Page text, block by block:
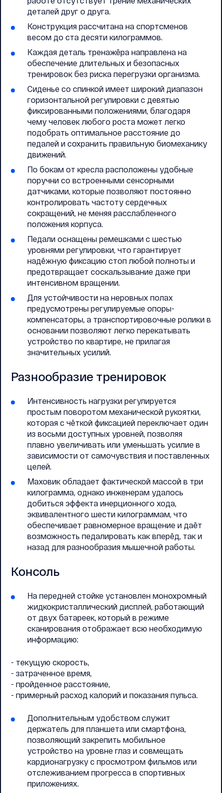
деталей друг о друга.
Конструкция рассчитана на спортсменов
весом до ста десяти килограммов.
Каждая деталь тренажёра направлена на
обеспечение длительных и безопасных
тренировок без риска перегрузки организма.
Сиденье со спинкой имеет широкий диапазон
горизонтальной регулировки с девятью
фиксированными положениями, благодаря
чему человек любого роста может легко
подобрать оптимальное расстояние до
педалей и сохранить правильную биомеханику
движений.
По бокам от кресла расположены удобные
поручни со встроенными сенсорными
датчиками, которые позволяют постоянно
контролировать частоту сердечных
сокращений, не меняя расслабленного
положения корпуса.
Педали оснащены ремешками с шестью
уровнями регулировки, что гарантирует
надёжную фиксацию стоп любой полноты и
предотвращает соскальзывание даже при
интенсивном вращении.
Для устойчивости на неровных полах
предусмотрены регулируемые опоры-
компенсаторы, а транспортировочные ролики в
основании позволяют легко перекатывать
устройство по квартире, не прилагая
значительных усилий.
Разнообразие тренировок
Интенсивность нагрузки регулируется
простым поворотом механической рукоятки,
которая с чёткой фиксацией переключает один
из восьми доступных уровней, позволяя
плавно увеличивать или уменьшать усилие в
зависимости от самочувствия и поставленных
целей.
Маховик обладает фактической массой в три
килограмма, однако инженерам удалось
добиться эффекта инерционного хода,
эквивалентного шести килограммам, что
обеспечивает равномерное вращение и даёт
возможность педалировать как вперёд, так и
назад для разнообразия мышечной работы.
Консоль
На передней стойке установлен монохромный
жидкокристаллический дисплей, работающий
от двух батареек, который в режиме
сканирования отображает всю необходимую
информацию:
- текущую скорость,
- затраченное время,
- пройденное расстояние,
- примерный расход калорий и показания пульса.
Дополнительным удобством служит
держатель для планшета или смартфона,
позволяющий закрепить мобильное
устройство на уровне глаз и совмещать
кардионагрузку с просмотром фильмов или
отслеживанием прогресса в спортивных
приложениях.